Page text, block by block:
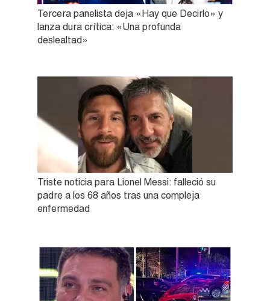
Tercera panelista deja «Hay que Decirlo» y
lanza dura crítica: «Una profunda
deslealtad»
Triste noticia para Lionel Messi: falleció su
padre a los 68 años tras una compleja
enfermedad